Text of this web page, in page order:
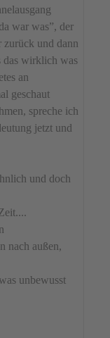
war was”, der
zurück und dann
das wirklich was
an
geschaut
spreche ich
jetzt und
und doch
nach außen,
unbewusst